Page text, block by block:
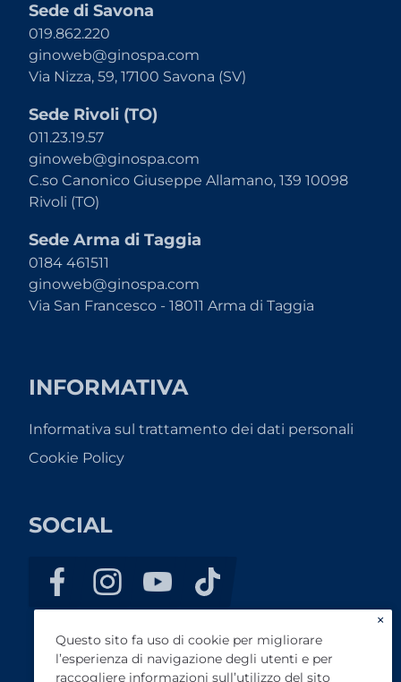
Sede di Savona
019.862.220
ginoweb@ginospa.com
Via Nizza, 59, 17100 Savona (SV)
Sede Rivoli (TO)
011.23.19.57
ginoweb@ginospa.com
C.so Canonico Giuseppe Allamano, 139 10098
Rivoli (TO)
Sede Arma di Taggia
0184 461511
ginoweb@ginospa.com
Via San Francesco - 18011 Arma di Taggia
INFORMATIVA
Informativa sul trattamento dei dati personali
Cookie Policy
SOCIAL
×
Questo sito fa uso di cookie per migliorare
l’esperienza di navigazione degli utenti e per
raccogliere informazioni sull’utilizzo del sito